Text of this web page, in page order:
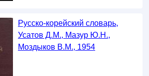
Русско-корейский словарь,
Усатов Д.М., Мазур Ю.Н.,
Моздыков В.М., 1954